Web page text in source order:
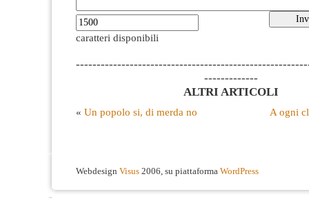
caratteri disponibili
-------------
ALTRI ARTICOLI
« Un popolo si, di merda no A ogni
Webdesign Visus 2006, su piattaforma WordPress